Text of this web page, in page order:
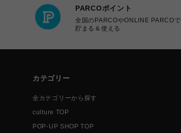
PARCOポイント
全国のPARCOやONLINE PARCOで
貯まる＆使える
カテゴリー
全カテゴリーから探す
culture TOP
POP-UP SHOP TOP